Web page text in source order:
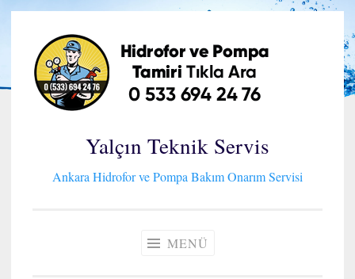
İçeriğe
geç
Yalçın Teknik Servis
Ankara Hidrofor ve Pompa Bakım Onarım Servisi
MENÜ